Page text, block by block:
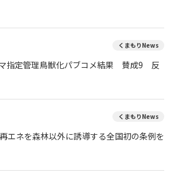
くまもりNews
指定管理鳥獣化パブコメ結果 賛成9 反
くまもりNews
ネを森林以外に誘導する全国初の条例を